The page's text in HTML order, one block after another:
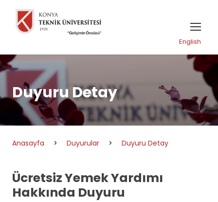
English
Duyuru Detay
Anasayfa > Duyurular > Duyuru Detay
Ücretsiz Yemek Yardımı
Hakkında Duyuru